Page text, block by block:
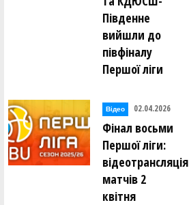
Південне
вийшли до
півфіналу
Першої ліги
Відео 02.04.2026
Фінал восьми
Першої ліги:
відеотрансляція
матчів 2
квітня